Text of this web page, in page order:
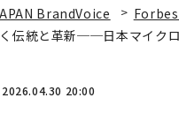
BrandVoice
伝統と革新──日本マイク
2026.04.30 20:00